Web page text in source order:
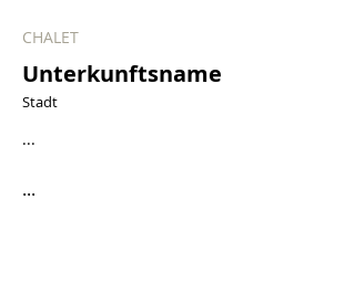
CHALET
Unterkunftsname
Stadt
...
...